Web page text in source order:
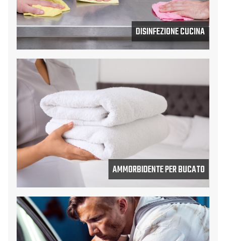
DISINFEZIONE CUCINA
AMMORBIDENTE PER BUCATO